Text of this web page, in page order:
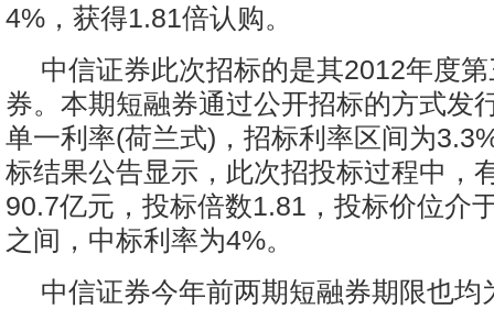
4%，获得1.81倍认购。
中信证券此次招标的是其2012年度
券。本期短融券通过公开招标的方式发
单一利率(荷兰式)，招标利率区间为
标结果公告显示，此次招投标过程中，
90.7亿元，投标倍数1.81，投标价位介
之间，中标利率为4%。
中信证券今年前两期短融券期限也均